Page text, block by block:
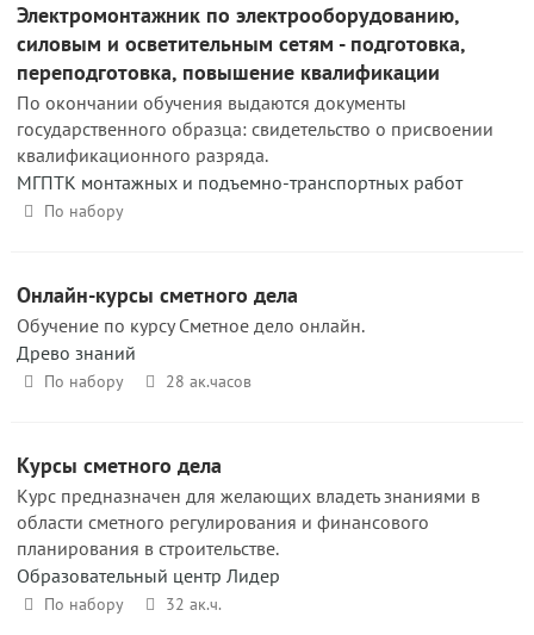
Электромонтажник по электрооборудованию,
силовым и осветительным сетям - подготовка,
переподготовка, повышение квалификации
По окончании обучения выдаются документы
государственного образца: свидетельство о присвоении
квалификационного разряда.
МГПТК монтажных и подъемно-транспортных работ
По набору
Онлайн-курсы сметного дела
Обучение по курсу Сметное дело онлайн.
Древо знаний
По набору 28 ак.часов
Курсы сметного дела
Курс предназначен для желающих владеть знаниями в
области сметного регулирования и финансового
планирования в строительстве.
Образовательный центр Лидер
По набору 32 ак.ч.